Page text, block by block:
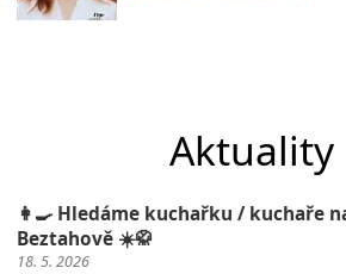
Aktuality
👩‍🍳 Hledáme kuchařku / kuchaře
Beztahově ☀️🥋
18. 5. 2026